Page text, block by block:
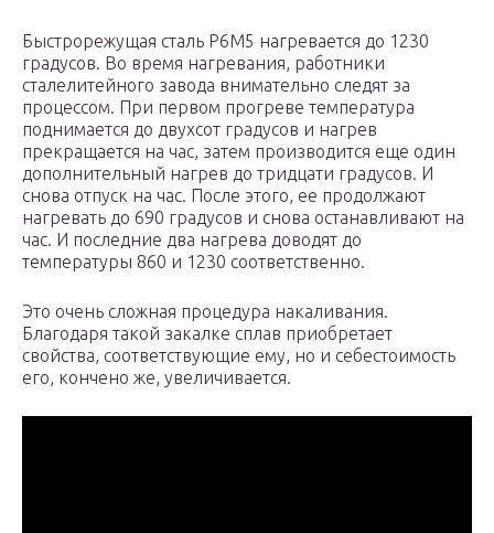
Быстрорежущая сталь Р6М5 нагревается до 1230
градусов. Во время нагревания, работники
сталелитейного завода внимательно следят за
процессом. При первом прогреве температура
поднимается до двухсот градусов и нагрев
прекращается на час, затем производится еще один
дополнительный нагрев до тридцати градусов. И
снова отпуск на час. После этого, ее продолжают
нагревать до 690 градусов и снова останавливают на
час. И последние два нагрева доводят до
температуры 860 и 1230 соответственно.
Это очень сложная процедура накаливания.
Благодаря такой закалке сплав приобретает
свойства, соответствующие ему, но и себестоимость
его, кончено же, увеличивается.